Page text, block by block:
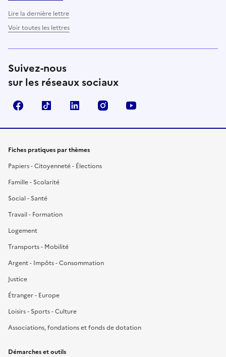
Lire la dernière lettre
Voir toutes les lettres
Suivez-nous
sur les réseaux sociaux
FacebookTikTok LinkedIn Instagram
Fiches pratiques par thèmes
Papiers - Citoyenneté - Élections
Famille - Scolarité
Social - Santé
Travail - Formation
Logement
Transports - Mobilité
Argent - Impôts - Consommation
Justice
Étranger - Europe
Loisirs - Sports - Culture
Associations, fondations et fonds de dotation
Démarches et outils